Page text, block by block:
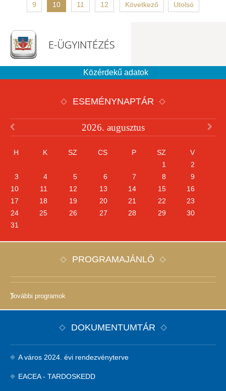
9
10 11 12 Következő Utolsó
Közérdekű adatok
ESEMÉNYNAPTÁR
2026. augusztus
H K SZ CS P SZ
V
1
2
3
4 5 6 7 8
9
10
11 12 13 14 15
16
17
18 19 20 21 22
23
24
25 26 27 28 29
30
31
PROGRAMAJÁNLÓ
További programok
DOKUMENTUMTÁR
A város 2024. évi rendezvényterve
EACEA - TARDOSKEDD